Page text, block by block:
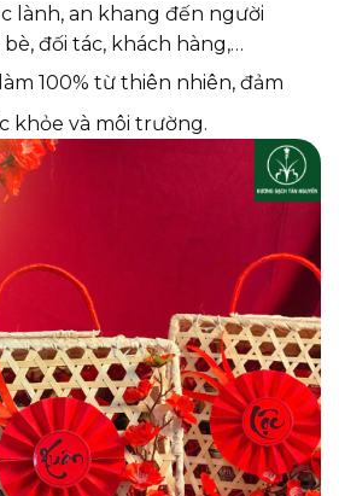
lành, an khang đến người
đối tác, khách hàng,…
100% từ thiên nhiên, đảm
khỏe và môi trường.